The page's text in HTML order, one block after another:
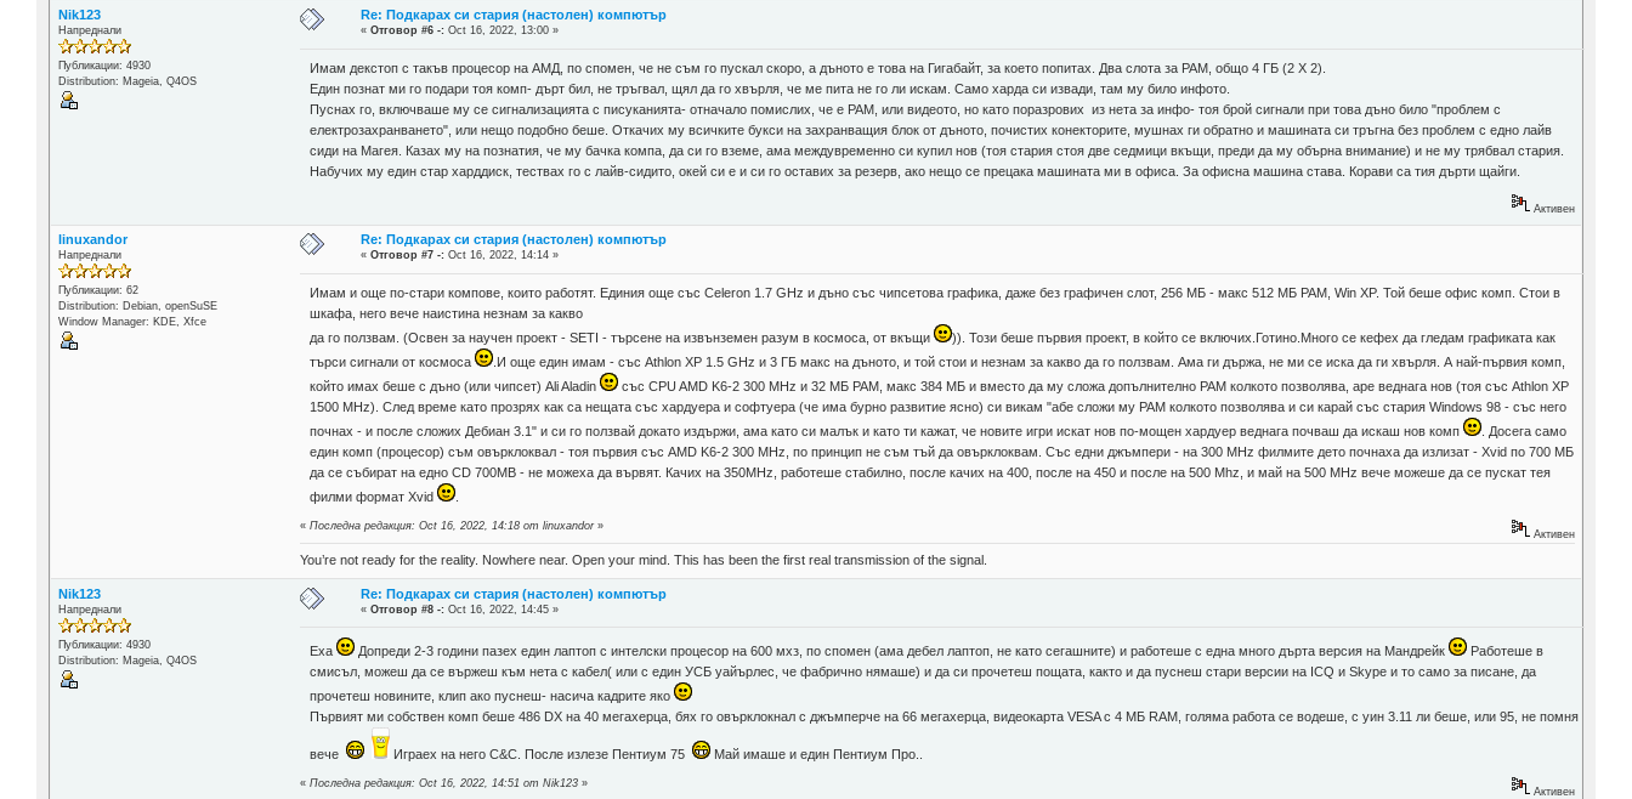
Nik123
Напреднали
Публикации: 4930
Distribution: Mageia, Q4OS
Re: Подкарах си стария (настолен) компютър
«Отговор #6 -: Oct 16, 2022, 13:00 »
Имам декстоп с такъв процесор на АМД, по спомен, че не съм го пускал скоро, а дъното е това на Гигабайт, за което попитах. Два слота за РАМ, общо 4 ГБ (2 Х 2).
Един познат ми го подари тоя комп- дърт бил, не тръгвал, щял да го хвърля, че ме пита не го ли искам. Само харда си извади, там му било инфото.
Пуснах го, включваше му се сигнализацията с писуканията- отначало помислих, че е РАМ, или видеото, но като поразрових из нета за инфо- тоя брой сигнали при това дъно било "проблем с
електрозахранването", или нещо подобно беше. Откачих му всичките букси на захранващия блок от дъното, почистих конекторите, мушнах ги обратно и машината си тръгна без проблем с едно лайв
сиди на Магея. Казах му на познатия, че му бачка компа, да си го вземе, ама междувременно си купил нов (тоя стария стоя две седмици вкъщи, преди да му обърна внимание) и не му трябвал стария.
Набучих му един стар харддиск, тествах го с лайв-сидито, окей си е и си го оставих за резерв, ако нещо се прецака машината ми в офиса. За офисна машина става. Корави са тия дърти щайги.
Активен
linuxandor
Напреднали
Публикации: 62
Distribution: Debian, openSuSE
Window Manager: KDE, Xfce
Re: Подкарах си стария (настолен) компютър
«Отговор #7 -: Oct 16, 2022, 14:14 »
Имам и още по-стари компове, които работят. Единия още със Celeron 1.7 GHz и дъно със чипсетова графика, даже без графичен слот, 256 МБ - макс 512 МБ РАМ, Win XP. Той беше офис комп. Стои в
шкафа, него вече наистина незнам за какво
да го ползвам. (Освен за научен проект - SETI - търсене на извънземен разум в космоса, от вкъщи
)). Този беше първия проект, в който се включих.Готино.Много се кефех да гледам графиката как
търси сигнали от космоса
.И още един имам - със Athlon XP 1.5 GHz и 3 ГБ макс на дъното, и той стои и незнам за какво да го ползвам. Ама ги държа, не ми се иска да ги хвърля. А най-първия комп,
който имах беше с дъно (или чипсет) Ali Aladin
със CPU AMD K6-2 300 MHz и 32 МБ РАМ, макс 384 МБ и вместо да му сложа допълнително РАМ колкото позволява, аре веднага нов (тоя със Athlon XP
1500 MHz). След време като прозрях как са нещата със хардуера и софтуера (че има бурно развитие ясно) си викам "абе сложи му РАМ колкото позволява и си карай със стария Windows 98 - със него
почнах - и после сложих Дебиан 3.1" и си го ползвай докато издържи, ама като си малък и като ти кажат, че новите игри искат нов по-мощен хардуер веднага почваш да искаш нов комп
. Досега само
един комп (процесор) съм овърклоквал - тоя първия със AMD K6-2 300 MHz, по принцип не съм тъй да овърклоквам. Със едни джъмпери - на 300 MHz филмите дето почнаха да излизат - Xvid по 700 МБ
да се събират на едно CD 700MB - не можеха да вървят. Качих на 350MHz, работеше стабилно, после качих на 400, после на 450 и после на 500 Mhz, и май на 500 MHz вече можеше да се пускат тея
филми формат Xvid
.
«Последна редакция: Oct 16, 2022, 14:18 от linuxandor»
Активен
You’re not ready for the reality. Nowhere near. Open your mind. This has been the first real transmission of the signal.
Nik123
Напреднали
Публикации: 4930
Distribution: Mageia, Q4OS
Re: Подкарах си стария (настолен) компютър
«Отговор #8 -: Oct 16, 2022, 14:45 »
Еха Допреди 2-3 години пазех един лаптоп с интелски процесор на 600 мхз, по спомен (ама дебел лаптоп, не като сегашните) и работеше с една много дърта версия на Мандрейк
Работеше в
смисъл, можеш да се вържеш към нета с кабел( или с един УСБ уайърлес, че фабрично нямаше) и да си прочетеш пощата, както и да пуснеш стари версии на ICQ и Skype и то само за писане, да
прочетеш новините, клип ако пуснеш- насича кадрите яко
Първият ми собствен комп беше 486 DX на 40 мегахерца, бях го овърклокнал с джъмперче на 66 мегахерца, видеокарта VESA с 4 МБ RAM, голяма работа се водеше, с уин 3.11 ли беше, или 95, не помня
вече Играех на него C&C. После излезе Пентиум 75 Май имаше и един Пентиум Про..
«Последна редакция: Oct 16, 2022, 14:51 от Nik123 »
Активен